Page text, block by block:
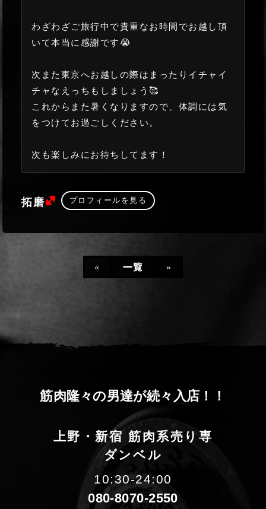
わざわざご旅行中で貴重なお時間でお越し頂
いて本当に感謝です😭
次また東京へお越しの際はまったりイチャイ
チャなえっちもしましょう🥰
これからまた暑くなりますので、体調には気
をつけてお過ごしください。
次も楽しみにお待ちしてます！
拓磨 (ヘビー級)
プロフィールを見る
« 一覧 »
筋肉隆々の男達が続々 入 店 ！ ！
上野・新宿 筋肉系売り専
ダンベル
10:30-24:00
080-8070-2550